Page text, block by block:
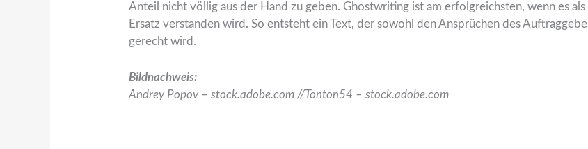
Anteil nicht völlig aus der Hand zu geben. Ghostwriting ist am erfolgreichsten, wenn es
Ersatz verstanden wird. So entsteht ein Text, der sowohl den Ansprüchen des
gerecht wird.
Bildnachweis:
Andrey Popov – stock.adobe.com //Tonton54 – stock.adobe.com